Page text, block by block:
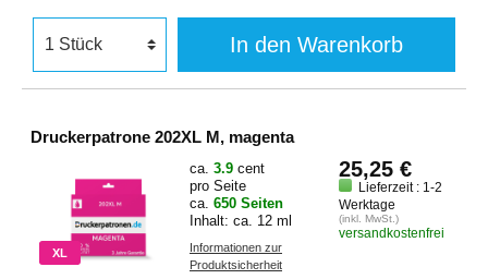
In den Warenkorb
Druckerpatrone 202XL M, magenta
XL
ca. 3.9 cent
pro Seite
ca. 650 Seiten
Inhalt: ca. 12 ml
Informationen zur
Produktsicherheit
25,25 €
Lieferzeit : 1-2
Werktage
(inkl. MwSt.)
versandkostenfrei